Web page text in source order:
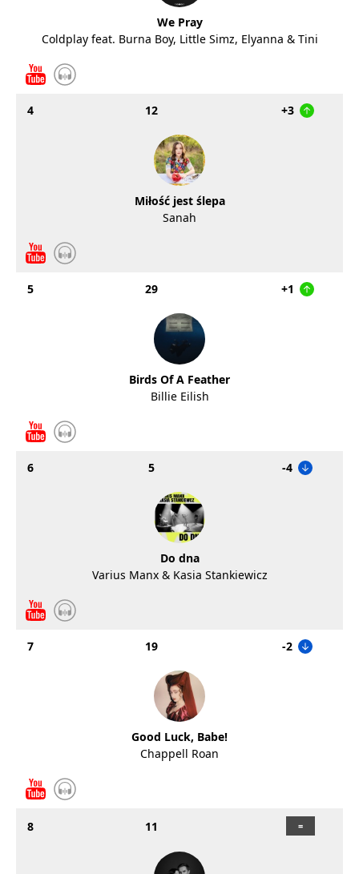
We Pray
Coldplay feat. Burna Boy, Little Simz, Elyanna & Tini
4 12 +3
Miłość jest ślepa
Sanah
5 29 +1
Birds Of A Feather
Billie Eilish
6 5 -4
Do dna
Varius Manx & Kasia Stankiewicz
7 19 -2
Good Luck, Babe!
Chappell Roan
8 11